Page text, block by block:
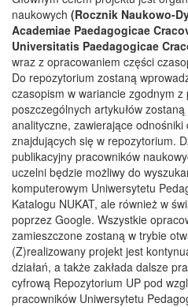
naukowych (Rocznik Naukowo-
Academiae Paedagogicae
Universitatis Paedagogicae
wraz z opracowaniem części
Do repozytorium zostaną
czasopism w wariancie zgodnym
poszczególnych artykułów
analityczne, zawierające odnośniki
znajdujących się w repozytorium.
publikacyjny pracowników
uczelni będzie możliwy do
komputerowym Uniwersytetu
Katalogu NUKAT, ale również w
poprzez Google. Wszystkie
zamieszczone zostaną w trybie
(Z)realizowany projekt jest
działań, a także zakłada dalsze
cyfrową Repozytorium UP pod
pracowników Uniwersytetu